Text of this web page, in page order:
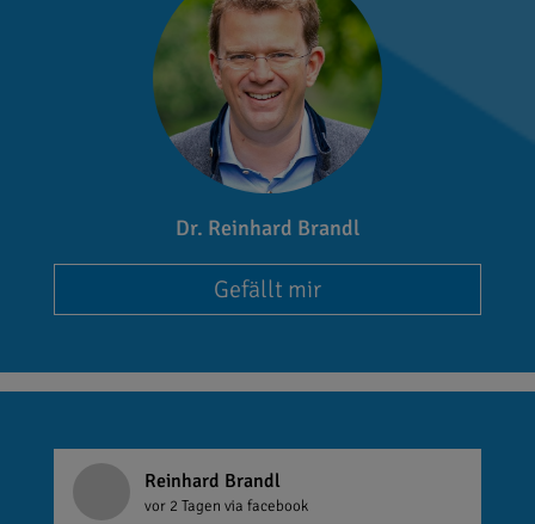
Dr. Reinhard Brandl
Gefällt mir
Reinhard Brandl
vor 2 Tagen via facebook